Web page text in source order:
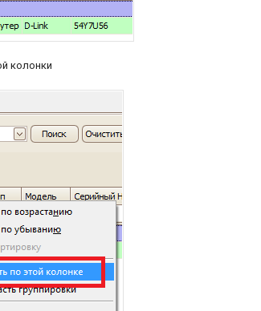
колонки